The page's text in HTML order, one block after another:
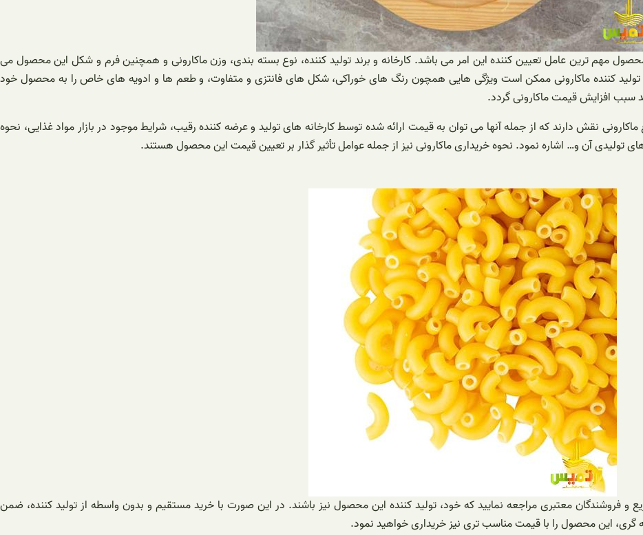
مهم ترین عامل تعیین کننده این امر می باشد‌. کارخانه و برند تولید کننده، نوع بسته بندی، وزن ماکارونی و همچنین فرم و شکل این محصول می
تولید کننده ماکارونی ممکن است ویژگی هایی همچون رنگ های خوراکی، شکل های فانتزی و متفاوت، و طعم ها و ادویه های خاص را به محصول خود
سبب افزایش قیمت ماکارونی گردد.
نقش دارند که از جمله آنها می ‌توان به قیمت ارائه شده توسط کارخانه های تولید و عرضه کننده رقیب، شرایط موجود در بازار مواد غذایی، نحوه
آن و… اشاره نمود. نحوه خریداری ماکارونی نیز از جمله عوامل تأثیر گذار بر تعیین قیمت این محصول هستند.
و فروشندگان معتبری مراجعه نمایید که خود، تولید کننده این محصول نیز باشند. در این صورت با خرید مستقیم و بدون واسطه از تولید کننده، ضمن
گری، این محصول را با قیمت مناسب تری نیز خریداری خواهید نمود.